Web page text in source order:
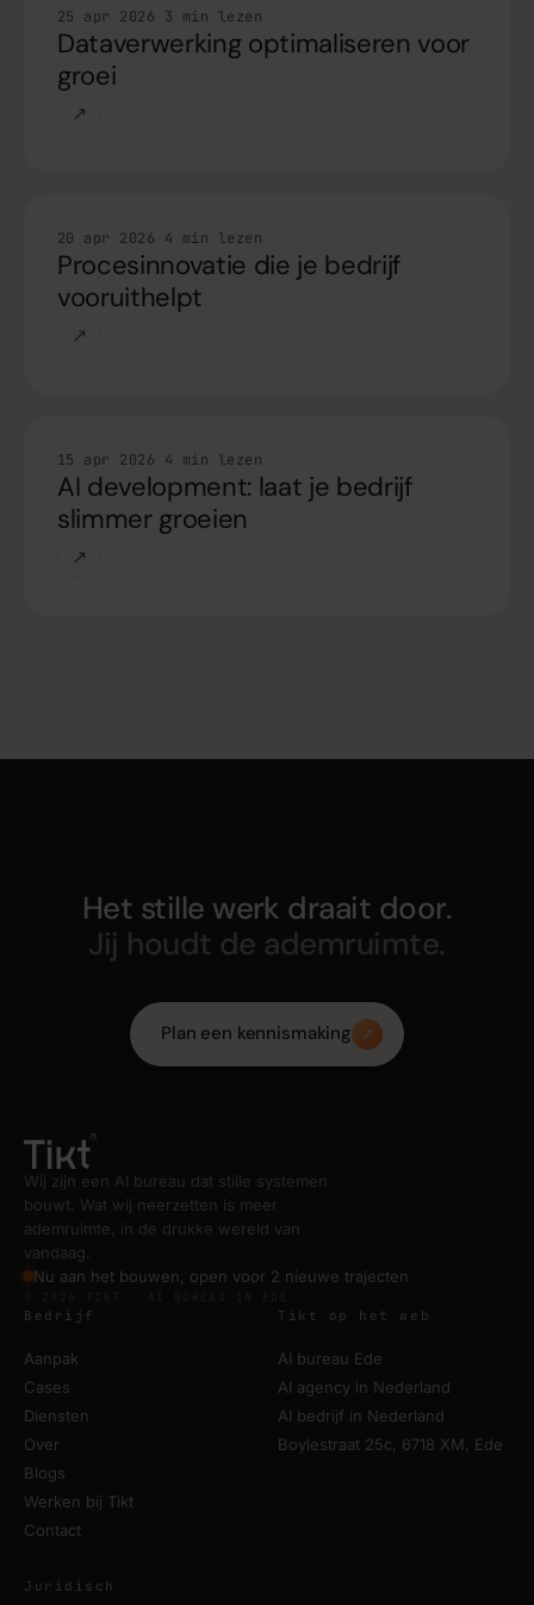
Handleiding
25 apr 2026 3 min lezen
Dataverwerking optimaliseren voor
groei
↗
Handleiding
20 apr 2026 4 min lezen
Procesinnovatie die je bedrijf
vooruithelpt
↗
Handleiding
15 apr 2026 4 min lezen
AI development: laat je bedrijf
slimmer groeien
↗
Het stille werk draait door.
Jij houdt de ademruimte.
Plan een kennismaking ↗
Wij zijn een AI bureau dat stille systemen
bouwt. Wat wij neerzetten is meer
ademruimte, in de drukke wereld van
vandaag.
Nu aan het bouwen, open voor 2 nieuwe trajecten
Bedrijf
Aanpak
Cases
Diensten
Over
Blogs
Werken bij Tikt
Contact
Tikt op het web
AI bureau Ede
AI agency in Nederland
AI bedrijf in Nederland
Boylestraat 25c, 6718 XM, Ede
Juridisch